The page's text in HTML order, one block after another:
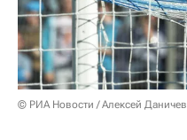
© РИА Новости / Алексей Даничев